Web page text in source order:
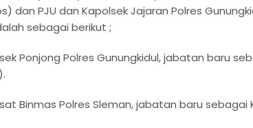
dan PJU dan Kapolsek Jajaran Polres
sebagai berikut ;
Ponjong Polres Gunungkidul, jabatan baru
Binmas Polres Sleman, jabatan baru sebagai